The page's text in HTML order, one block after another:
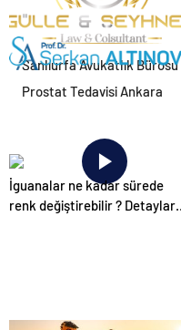
Şanlıurfa Avukatlık Bürosu
ile Hukuki Süreci Doğru
Prostat Tedavisi Ankara
İguanalar ne kadar sürede
renk değiştirebilir ? Detaylar